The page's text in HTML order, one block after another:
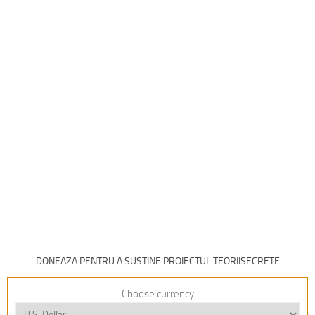
DONEAZA PENTRU A SUSTINE PROIECTUL TEORIISECRETE
Choose currency